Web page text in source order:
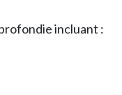
incluant :